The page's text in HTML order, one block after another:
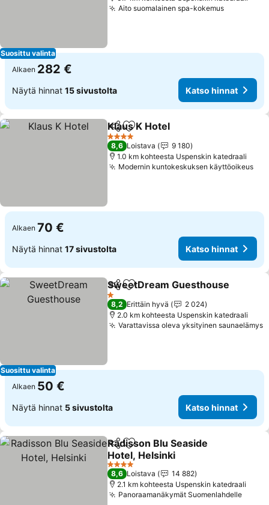
Suosittu valinta
Aito suomalainen spa-kokemusKatso
Alkaen 282 €
Näytä hinnat 15 sivustolta Katso hinnat
Jaa Lisää suosikkeihin
Klaus K Hotel
4 Tähtiluokitus
8,6 Loistava
9 180
1.0 km kohteesta Uspenskin katedraali
Modernin kuntokeskuksen käyttöoikeus
Alkaen 70 €
Näytä hinnat 17 sivustolta Katso hinnat
Suosittu valinta
Jaa Lisää suosikkeihin
SweetDream Guesthouse
1 Tähtiluokitus
8,2 Erittäin hyvä
2 024
2.0 km kohteesta Uspenskin katedraali
Varattavissa oleva yksityinen saunaelämys
Alkaen 50 €
Näytä hinnat 5 sivustolta Katso hinnat
Jaa Lisää suosikkeihin
Radisson Blu Seaside
Hotel, Helsinki
Katso hinnat
4 Tähtiluokitus
8,6 Loistava
14 882
2.1 km kohteesta Uspenskin katedraali
Panoraamanäkymät Suomenlahdelle